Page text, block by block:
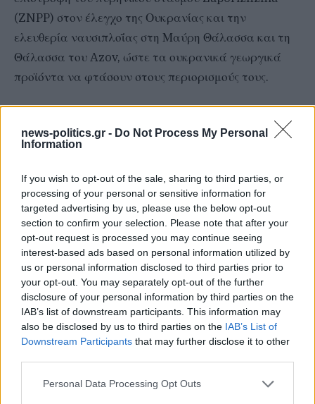
news-politics.gr - Do Not Process My Personal
Information
If you wish to opt-out of the sale, sharing to third parties, or
processing of your personal or sensitive information for
targeted advertising by us, please use the below opt-out
section to confirm your selection. Please note that after your
opt-out request is processed you may continue seeing
interest-based ads based on personal information utilized by
us or personal information disclosed to third parties prior to
your opt-out. You may separately opt-out of the further
disclosure of your personal information by third parties on the
IAB’s list of downstream participants. This information may
also be disclosed by us to third parties on the IAB’s List of
Downstream Participants that may further disclose it to other
Personal Data Processing Opt Outs
(ZNPP) στον έλεγχο της Ουκρανίας και την
ελευθερία ναυσιπλοΐας στη Μαύρη Θάλασσα και τη
Θάλασσα του Azov, ώστε τα ουκρανικά γεωργικά
προϊόντα να φτάσουν στους περιορισμούς τους.
Ο ρωσικός κρατικός αμυντικός όμιλος Rostec δήλωσε
στις 4 Ιουνίου ότι οι ρωσικές δυνάμεις δοκιμάζουν την
Ρομποτικά καθολική ιχνηλατούμενη πλατφόρμα
UGV «Impulse-M», η οποία μπορεί να εξοπλιστεί με
ένα αντιαρματικό πυραυλικό σύστημα. Η Rostec
δήλωσε ότι το “Impulse-M” έχει ανυψωτική
ικανότητα περίπου ενός τόνου και μπορεί να
μεταφέρει 500 κιλά φορτίου και μπορεί να
τοποθετήσει νάρκες και να μεταφέρει φορτίο ή
τραυματισμένο προσωπικό.
ρομποτικού συστήματος περιλαμβάνει στοιχεία